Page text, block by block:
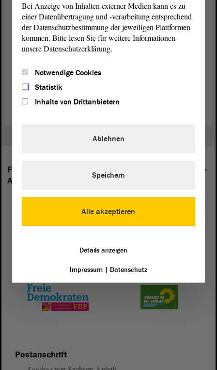
Wir stimmen dem Entschließungsantrag daher zu
und danken Ihnen für Ihre Zuarbeit.
Zurück zur Landtagssitzung
Folgende Fraktionen sind im Landtag von Sachsen-
Anhalt vertreten:
Postanschrift
Bei Anzeige von Inhalten externer Medien kann es zu
einer Datenübertragung und -verarbeitung entsprechend
der Datenschutzbestimmung der jeweiligen Plattformen
kommen. Bitte lesen Sie für weitere Informationen
unsere Datenschutzerklärung.
Notwendige Cookies
Statistik
Inhalte von Drittanbietern
Alle akzeptieren
Ablehnen
Speichern
Details anzeigen
Impressum| Datenschutz